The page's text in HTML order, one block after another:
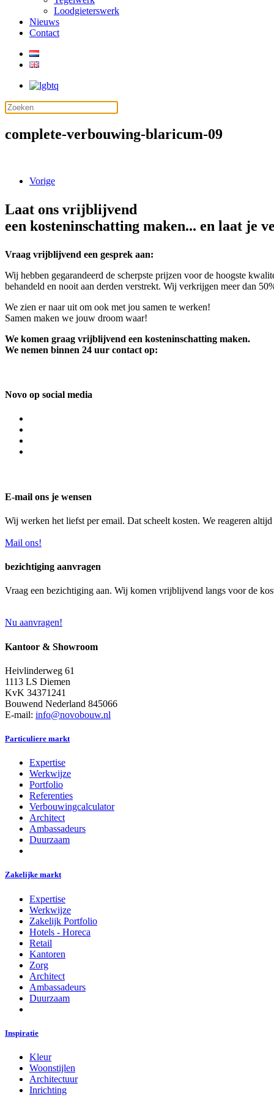
Loodgieterswerk
Nieuws
Contact
complete-verbouwing-blaricum-09
Vorige
Laat ons vrijblijvend
een kosteninschatting maken... en laat je
Vraag vrijblijvend een gesprek aan:
Wij hebben gegarandeerd de scherpste prijzen voor de hoogste
behandeld en nooit aan derden verstrekt. Wij verkrijgen meer dan
We zien er naar uit om ook met jou samen te werken!
Samen maken we jouw droom waar!
We komen graag vrijblijvend een kosteninschatting maken.
We nemen binnen 24 uur contact op:
Novo op social media
E-mail ons je wensen
Wij werken het liefst per email. Dat scheelt kosten. We reageren
Mail ons!
bezichtiging aanvragen
Vraag een bezichtiging aan. Wij komen vrijblijvend langs voor de
Nu aanvragen!
Kantoor & Showroom
Heivlinderweg 61
1113 LS Diemen
KvK 34371241
Bouwend Nederland 845066
E-mail: info@novobouw.nl
Particuliere markt
Expertise
Werkwijze
Portfolio
Referenties
Verbouwingcalculator
Architect
Ambassadeurs
Duurzaam
Zakelijke markt
Expertise
Werkwijze
Zakelijk Portfolio
Hotels - Horeca
Retail
Kantoren
Zorg
Architect
Ambassadeurs
Duurzaam
Inspiratie
Kleur
Woonstijlen
Architectuur
Inrichting